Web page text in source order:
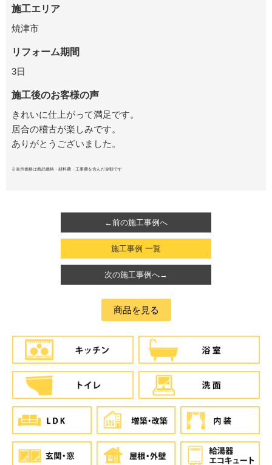
施工エリア
焼津市
リフォーム期間
3日
施工後のお客様の声
きれいに仕上がって満足です。
居合の稽古が楽しみです。
ありがとうございました。
※表示価格は商品価格・材料費・工事費を含んだ金額です
←前の施工事例へ
施工事例 一覧
次の施工事例へ→
商品を見る